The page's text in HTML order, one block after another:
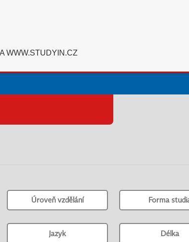
WWW.STUDYIN.CZ
Úroveň vzdělání Forma
Jazyk Délka